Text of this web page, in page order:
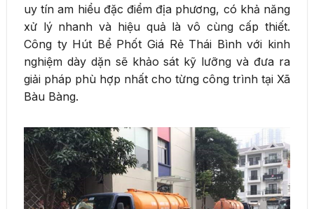
uy tín am hiểu đặc điểm địa phương, có khả năng
xử lý nhanh và hiệu quả là vô cùng cấp thiết.
Công ty Hút Bể Phốt Giá Rẻ Thái Bình với kinh
nghiệm dày dặn sẽ khảo sát kỹ lưỡng và đưa ra
giải pháp phù hợp nhất cho từng công trình tại Xã
Bàu Bàng.